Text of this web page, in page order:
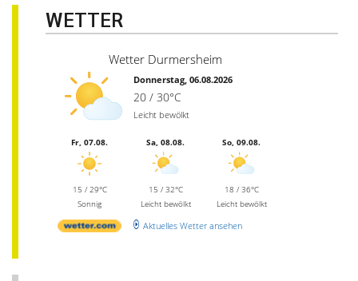
WETTER
Wetter Durmersheim
Donnerstag, 06.08.2026
20 / 30°C
Leicht bewölkt
Fr, 07.08.
15 / 29°C
Sonnig
Sa, 08.08.
15 / 32°C
Leicht bewölkt
So, 09.08.
18 / 36°C
Leicht bewölkt
Aktuelles Wetter ansehen